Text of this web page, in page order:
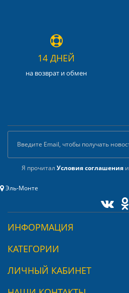
14 ДНЕЙ
на возврат и обмен
Я прочитал Условия соглашенияи
Эль-Монте
ИНФОРМАЦИЯ
КАТЕГОРИИ
ЛИЧНЫЙ КАБИНЕТ